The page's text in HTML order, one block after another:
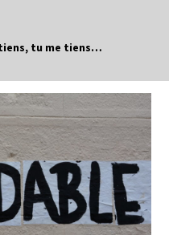
tu me tiens…